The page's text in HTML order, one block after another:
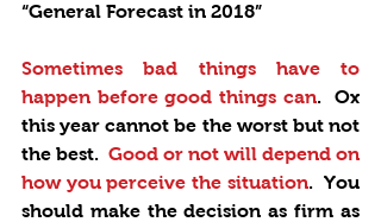
“General Forecast in 2018”
Sometimes bad things have to
happen before good things can.  Ox
this year cannot be the worst but not
the best. Good or not will depend on
how you perceive the situation.  You
should make the decision as firm as